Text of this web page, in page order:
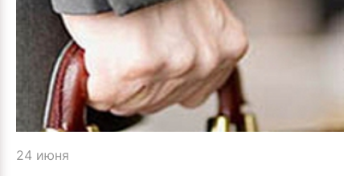
24 июня